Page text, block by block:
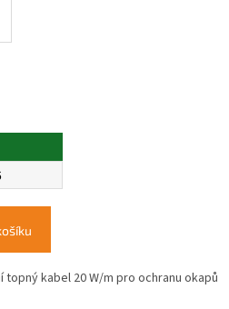
topný kabel 20 W/m pro ochranu okapů